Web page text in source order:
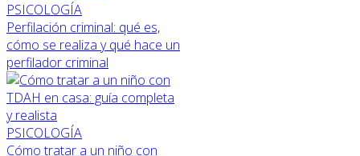
PSICOLOGÍA
Perfilación criminal: qué es,
cómo se realiza y qué hace un
perfilador criminal
PSICOLOGÍA
Cómo tratar a un niño con